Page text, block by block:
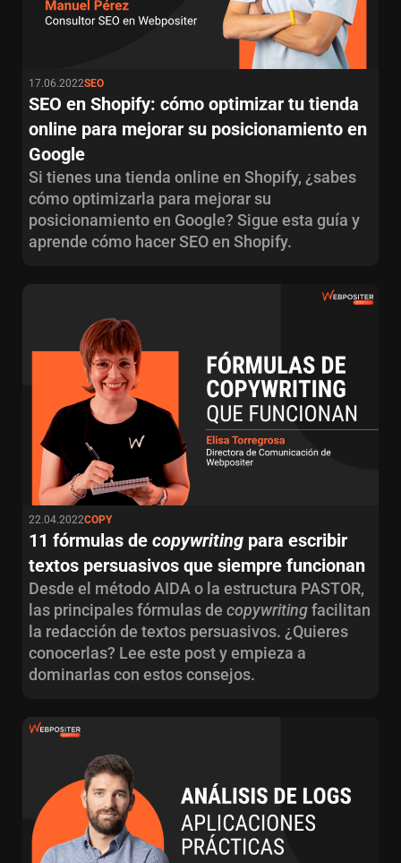
17.06.2022SEO
SEO en Shopify: cómo optimizar tu tienda
online para mejorar su posicionamiento en
Google
Si tienes una tienda online en Shopify, ¿sabes
cómo optimizarla para mejorar su
posicionamiento en Google? Sigue esta guía y
aprende cómo hacer SEO en Shopify.
22.04.2022COPY
11 fórmulas de copywriting para escribir
textos persuasivos que siempre funcionan
Desde el método AIDA o la estructura PASTOR,
las principales fórmulas de copywritingfacilitan
la redacción de textos persuasivos. ¿Quieres
conocerlas? Lee este post y empieza a
dominarlas con estos consejos.